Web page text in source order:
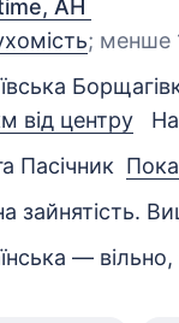
АН
; менше
від центру
Пасічник
зайнятість.
—